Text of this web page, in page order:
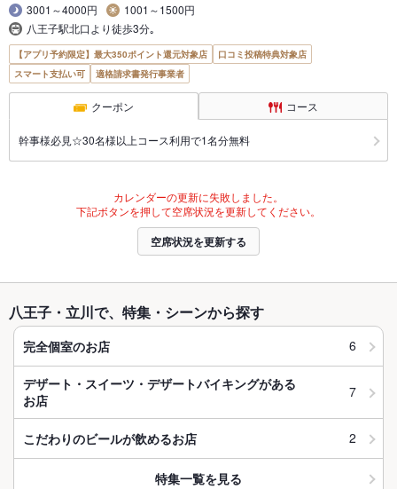
3001～4000円
1001～1500円
八王子駅北口より徒歩3分｡
【アプリ予約限定】最大350ポイント還元対象店
口コミ投稿特典対象店
スマート支払い可
適格請求書発行事業者
クーポン コース
幹事様必見☆30名様以上コース利用で1名分無料
カレンダーの更新に失敗しました。
下記ボタンを押して空席状況を更新してください。
空席状況を更新する
八王子・立川で、特集・シーンから探す
完全個室のお店 6
デザート・スイーツ・デザートバイキングがある
お店
7
こだわりのビールが飲めるお店 2
特集一覧を見る